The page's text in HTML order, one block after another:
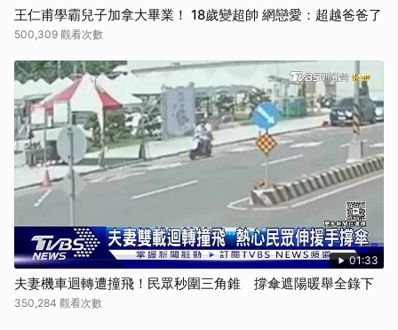
王仁甫學霸兒子加拿大畢業！ 18歲變超帥 網戀愛：超越爸爸了
500,309 觀看次數
01:33
夫妻機車迴轉遭撞飛！民眾秒圍三角錐 撐傘遮陽暖舉全錄下
350,284 觀看次數